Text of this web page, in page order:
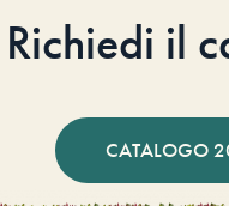
Richiedi il
CATALOGO